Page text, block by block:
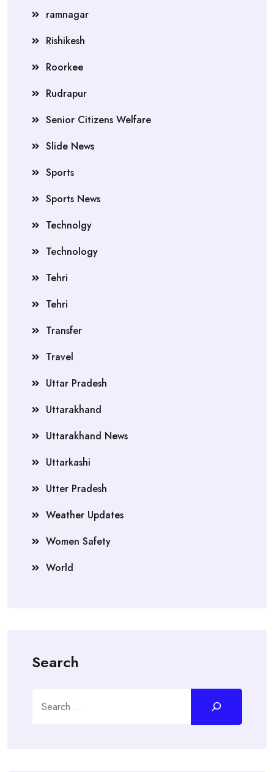
ramnagar
Rishikesh
Roorkee
Rudrapur
Senior Citizens Welfare
Slide News
Sports
Sports News
Technolgy
Technology
Tehri
Tehri
Transfer
Travel
Uttar Pradesh
Uttarakhand
Uttarakhand News
Uttarkashi
Utter Pradesh
Weather Updates
Women Safety
World
Search